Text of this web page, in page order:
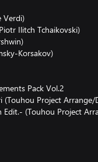
Verdi)
Ilitch Tchaikovski)
Korsakov)
Pack Vol.2
(Touhou Project Arrange/
(Touhou Project
Arrange/Kisida